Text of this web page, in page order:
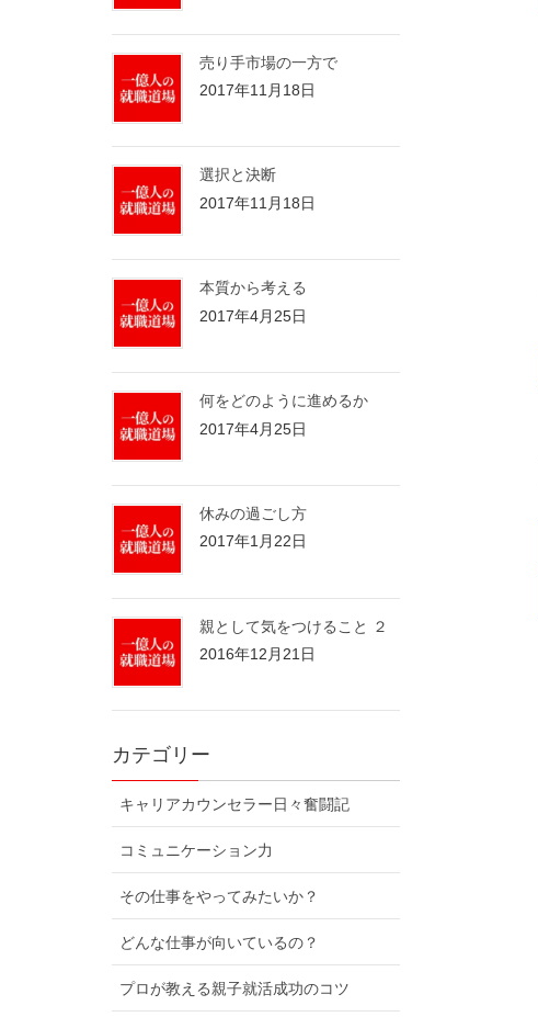
売り手市場の一方で
2017年11月18日
選択と決断
2017年11月18日
本質から考える
2017年4月25日
何をどのように進めるか
2017年4月25日
休みの過ごし方
2017年1月22日
親として気をつけること ２
2016年12月21日
カテゴリー
キャリアカウンセラー日々奮闘記
コミュニケーション力
その仕事をやってみたいか？
どんな仕事が向いているの？
プロが教える親子就活成功のコツ